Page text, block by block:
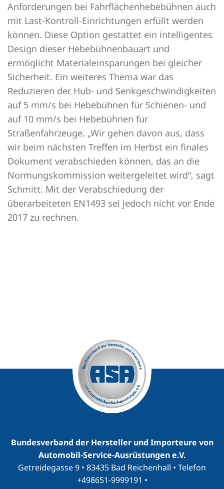
Anforderungen bei Fahrflächenhebebühnen auch
mit Last-Kontroll-Einrichtungen erfüllt werden
können. Diese Option gestattet ein intelligentes
Design dieser Hebebühnenbauart und
ermöglicht Materialeinsparungen bei gleicher
Sicherheit. Ein weiteres Thema war das
Reduzieren der Hub- und Senkgeschwindigkeiten
auf 5 mm/s bei Hebebühnen für Schienen- und
auf 10 mm/s bei Hebebühnen für
Straßenfahrzeuge. „Wir gehen davon aus, dass
wir beim nächsten Treffen im Herbst ein finales
Dokument verabschieden können, das an die
Normungskommission weitergeleitet wird“, sagt
Schmitt. Mit der Verabschiedung der
überarbeiteten EN1493 sei jedoch nicht vor Ende
2017 zu rechnen.
Bundesverband der Hersteller und Importeure von
Automobil-Service-Ausrüstungen e.V.
Getreidegasse 9 • 83435 Bad Reichenhall • Telefon
+498651-9999191 •